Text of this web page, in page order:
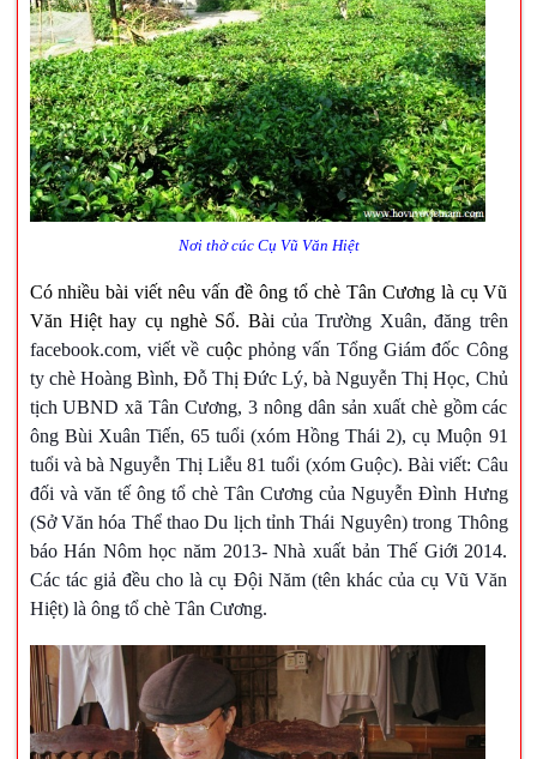
Nơi thờ cúc Cụ Vũ Văn Hiệt
Có nhiều bài viết nêu vấn đề ông tổ chè Tân Cương là cụ Vũ
Văn Hiệt hay cụ nghè Sổ. Bàicủa Trường Xuân, đăng trên
facebook.com, viết về cuộc phỏng vấn Tổng Giám đốc Công
ty chè Hoàng Bình, Đỗ Thị Đức Lý, bà NguyễnThị Học, Chủ
tịch UBND xã Tân Cương, 3 nông dân sản xuất chè gồm các
ông Bùi Xuân Tiến, 65 tuổi (xóm Hồng Thái 2), cụ Muộn 91
tuổi và bà Nguyễn Thị Liễu 81 tuổi (xóm Guộc). Bài viết: Câu
đối và văn tế ông tổ chè Tân Cương của Nguyễn Đình Hưng
(Sở Văn hóa Thể thao Du lịch tỉnh Thái Nguyên) trong Thông
báo Hán Nôm học năm 2013- Nhà xuất bản Thế Giới 2014.
Các tác giả đều cho là cụ Đội Năm (tên khác của cụ Vũ Văn
Hiệt) là ông tổ chè Tân Cương.